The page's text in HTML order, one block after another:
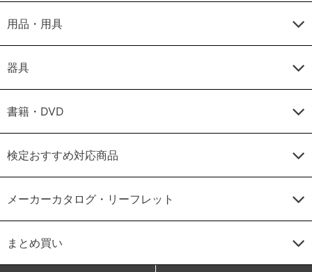
用品・用具
器具
書籍・DVD
検定おすすめ対応商品
メーカーカタログ・リーフレット
まとめ買い